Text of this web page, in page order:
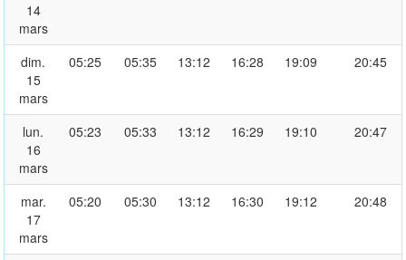
14
mars
dim.
15
mars
05:25 05:35 13:12 16:28 19:09 20:45
lun.
16
mars
05:23 05:33 13:12 16:29 19:10 20:47
mar.
17
mars
05:20 05:30 13:12 16:30 19:12 20:48